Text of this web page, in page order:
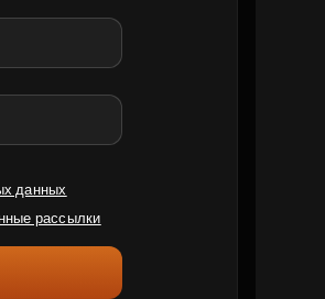
данных
рассылки